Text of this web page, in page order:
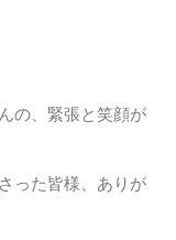
の、緊張と笑顔が
った皆様、ありが